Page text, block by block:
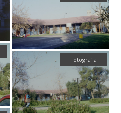
Fotografía